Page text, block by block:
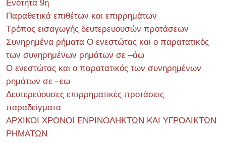
Ενότητα 9η
Παραθετικά επιθέτων και επιρρημάτων
Τρόπος εισαγωγής δευτερευουσών προτάσεων
Συνηρημένα ρήματα Ο ενεστώτας και ο παρατατικός
των συνηρημένων ρημάτων σε –άω
Ο ενεστώτας και ο παρατατικός των συνηρημένων
ρημάτων σε –εω
Δευτερεύουσες επιρρηματικές προτάσεις
παραδείγματα
ΑΡΧΙΚΟΙ ΧΡΟΝΟΙ ΕΝΡΙΝΟΛΗΚΤΩΝ ΚΑΙ ΥΓΡΟΛΙΚΤΩΝ
ΡΗΜΑΤΩΝ